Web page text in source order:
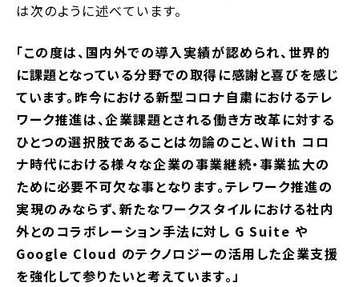
は次のように述べています。
「この度は、国内外での導入実績が認められ、世界的
に課題となっている分野での取得に感謝と喜びを感じ
ています。昨今における新型コロナ自粛におけるテレ
ワーク推進は、企業課題とされる働き方改革に対する
ひとつの選択肢であることは勿論のこと、With コロ
ナ時代における様々な企業の事業継続・事業拡大の
ために必要不可欠な事となります。テレワーク推進の
実現のみならず、新たなワークスタイルにおける社内
外とのコラボレーション手法に対し G Suite や
Google Cloud のテクノロジーの活用した企業支援
を強化して参りたいと考えています。」